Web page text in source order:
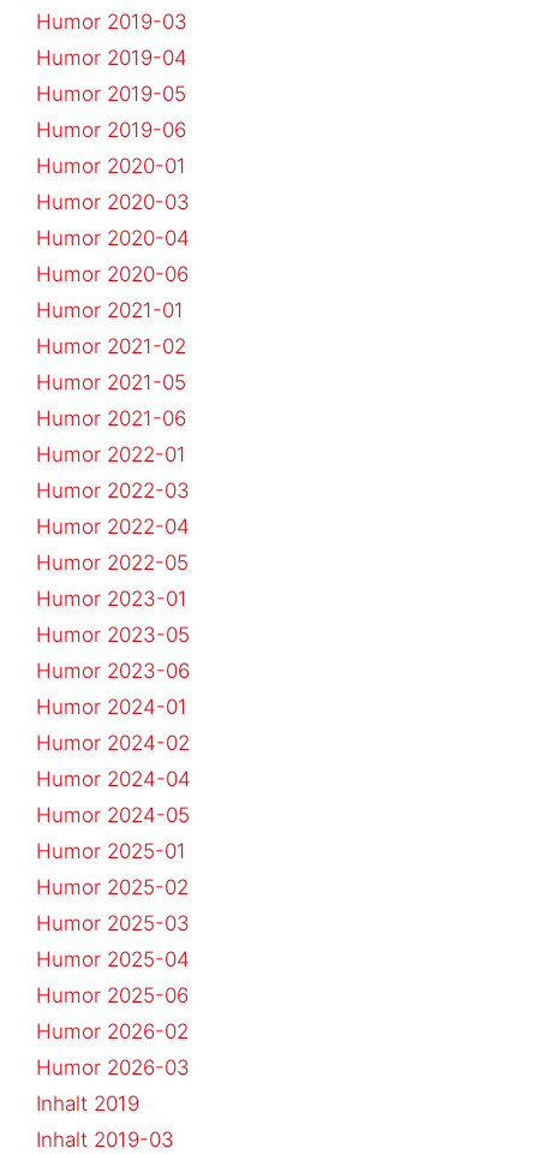
Humor 2019-03
Humor 2019-04
Humor 2019-05
Humor 2019-06
Humor 2020-01
Humor 2020-03
Humor 2020-04
Humor 2020-06
Humor 2021-01
Humor 2021-02
Humor 2021-05
Humor 2021-06
Humor 2022-01
Humor 2022-03
Humor 2022-04
Humor 2022-05
Humor 2023-01
Humor 2023-05
Humor 2023-06
Humor 2024-01
Humor 2024-02
Humor 2024-04
Humor 2024-05
Humor 2025-01
Humor 2025-02
Humor 2025-03
Humor 2025-04
Humor 2025-06
Humor 2026-02
Humor 2026-03
Inhalt 2019
Inhalt 2019-03